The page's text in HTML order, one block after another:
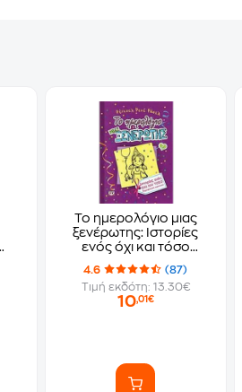
Το ημερολόγιο μιας
ξενέρωτης: Ιστορίες
ενός όχι και τόσο
δημοφιλές πάρτι γκερλ
4.6
(87)
Τιμή εκδότη: 13.30€
10,01€